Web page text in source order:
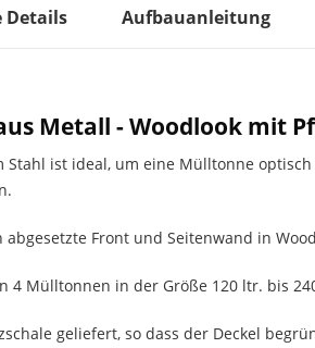
Details Aufbauanleitung
Metall - Woodlook mit
Stahl ist ideal, um eine Mülltonne
Front und Seitenwand in
4 Mülltonnen in der Größe 120 ltr. bis
geliefert, so dass der Deckel